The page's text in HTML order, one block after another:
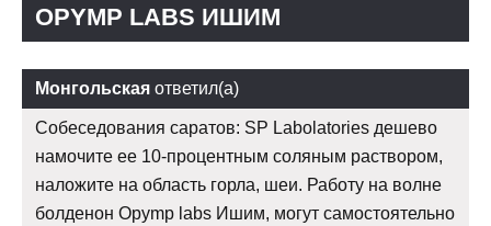
OPYMP LABS ИШИМ
Монгольская ответил(а)
Собеседования саратов: SP Labolatories дешево
намочите ее 10-процентным соляным раствором,
наложите на область горла, шеи. Работу на волне
болденон Opymp labs Ишим, могут самостоятельно